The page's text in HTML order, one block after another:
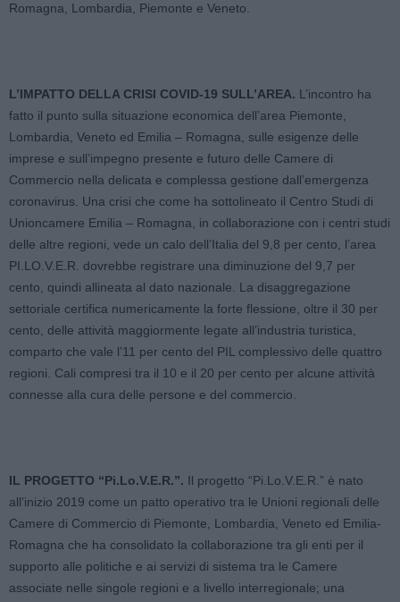
Romagna, Lombardia, Piemonte e Veneto.
L’IMPATTO DELLA CRISI COVID-19 SULL’AREA. L’incontro ha
fatto il punto sulla situazione economica dell’area Piemonte,
Lombardia, Veneto ed Emilia – Romagna, sulle esigenze delle
imprese e sull’impegno presente e futuro delle Camere di
Commercio nella delicata e complessa gestione dall’emergenza
coronavirus. Una crisi che come ha sottolineato il Centro Studi di
Unioncamere Emilia – Romagna, in collaborazione con i centri studi
delle altre regioni, vede un calo dell’Italia del 9,8 per cento, l’area
PI.LO.V.E.R. dovrebbe registrare una diminuzione del 9,7 per
cento, quindi allineata al dato nazionale. La disaggregazione
settoriale certifica numericamente la forte flessione, oltre il 30 per
cento, delle attività maggiormente legate all’industria turistica,
comparto che vale l’11 per cento del PIL complessivo delle quattro
regioni. Cali compresi tra il 10 e il 20 per cento per alcune attività
connesse alla cura delle persone e del commercio.
IL PROGETTO “Pi.Lo.V.E.R.”. Il progetto “Pi.Lo.V.E.R.” è nato
all’inizio 2019 come un patto operativo tra le Unioni regionali delle
Camere di Commercio di Piemonte, Lombardia, Veneto ed Emilia-
Romagna che ha consolidato la collaborazione tra gli enti per il
supporto alle politiche e ai servizi di sistema tra le Camere
associate nelle singole regioni e a livello interregionale; una